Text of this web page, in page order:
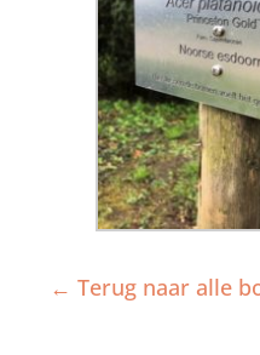
← Terug naar alle